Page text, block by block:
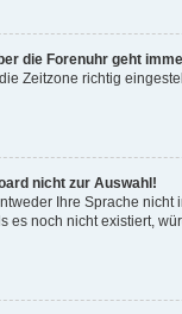
die Forenuhr geht
Zeitzone richtig
nicht zur Auswahl!
Ihre Sprache
es noch nicht existiert,